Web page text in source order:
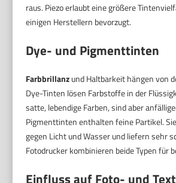
raus. Piezo erlaubt eine größere
einigen Herstellern bevorzugt.
Dye- und Pigmenttinten
Farbbrillanzund Haltbarkeit hängen von
Dye-Tinten lösen Farbstoffe in der
satte, lebendige Farben, sind aber
Pigmenttinten enthalten feine Partikel.
gegen Licht und Wasser und liefern sehr
Fotodrucker kombinieren beide Typen für
Einfluss auf Foto- und